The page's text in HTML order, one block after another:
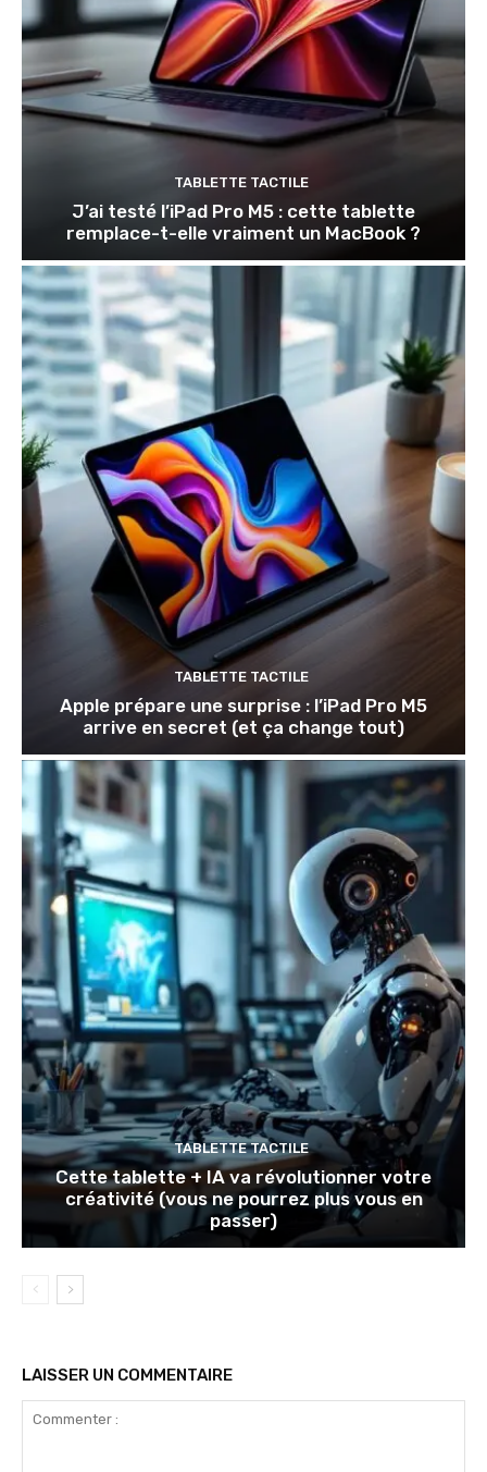
TABLETTE TACTILE
J’ai testé l’iPad Pro M5 : cette tablette
remplace-t-elle vraiment un MacBook ?
TABLETTE TACTILE
Apple prépare une surprise : l’iPad Pro M5
arrive en secret (et ça change tout)
TABLETTE TACTILE
Cette tablette + IA va révolutionner votre
créativité (vous ne pourrez plus vous en
passer)
LAISSER UN COMMENTAIRE